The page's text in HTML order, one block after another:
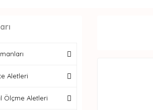
Aletleri
Ölçme Aletleri